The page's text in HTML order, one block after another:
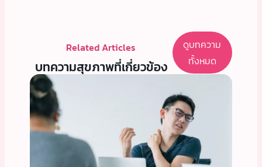
Related Articles
บทความสุขภาพที่เกี่ยวข้อง
ดูบทความ
ทั้งหมด